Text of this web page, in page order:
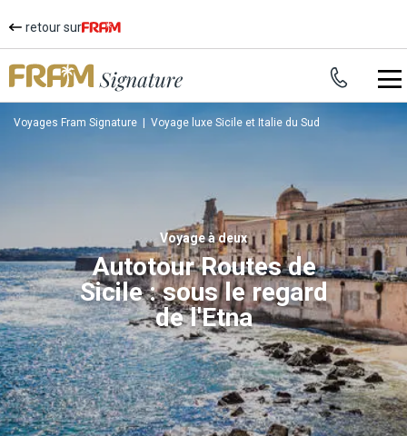
retour sur
Voyages Fram Signature Voyage luxe Sicile et Italie du Sud
voyage à deux
Autotour Routes de
Sicile : sous le regard
de l'Etna